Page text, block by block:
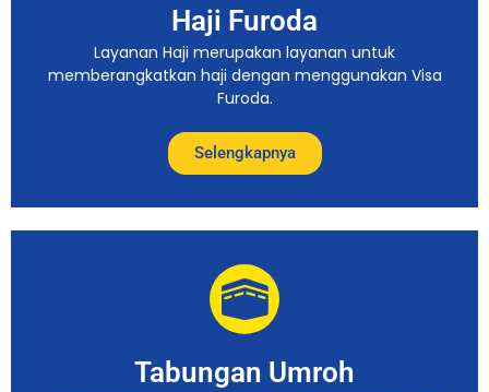
Haji Furoda
Layanan Haji merupakan layanan untuk
memberangkatkan haji dengan menggunakan Visa
Furoda.
Selengkapnya
Tabungan Umroh